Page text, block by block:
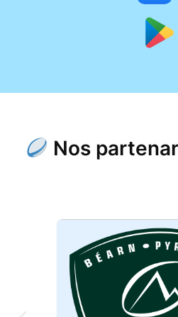
Nos